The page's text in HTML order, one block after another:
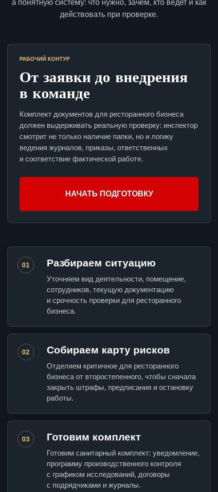
а понятную систему: что нужно, зачем, кто ведет и как
действовать при проверке.
РАБОЧИЙ КОНТУР
От заявки до внедрения
в команде
Комплект документов для ресторанного бизнеса
должен выдерживать реальную проверку: инспектор
смотрит не только наличие папки, но и логику
ведения журналов, приказы, ответственных
и соответствие фактической работе.
НАЧАТЬ ПОДГОТОВКУ
01 Разбираем ситуацию
Уточняем вид деятельности, помещение,
сотрудников, текущую документацию
и срочность проверки для ресторанного
бизнеса.
02 Собираем карту рисков
Отделяем критичное для ресторанного
бизнеса от второстепенного, чтобы сначала
закрыть штрафы, предписания и остановку
работы.
03 Готовим комплект
Готовим санитарный комплект: уведомление,
программу производственного контроля
с графиком исследований, договоры
с подрядчиками и журналы.